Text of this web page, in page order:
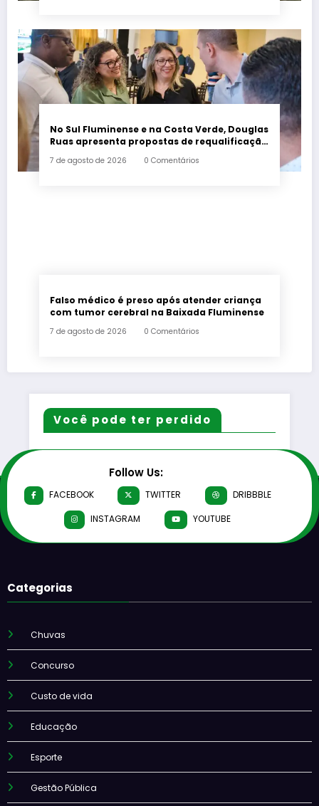
No Sul Fluminense e na Costa Verde, Douglas
Ruas apresenta propostas de requalificação
7 de agosto de 2026 0 Comentários
Falso médico é preso após atender criança
com tumor cerebral na Baixada Fluminense
7 de agosto de 2026 0 Comentários
Você pode ter perdido
Follow Us:
FACEBOOK TWITTER
DRIBBBLE
INSTAGRAM
YOUTUBE
Categorias
Chuvas
Concurso
Custo de vida
Educação
Esporte
Gestão Pública